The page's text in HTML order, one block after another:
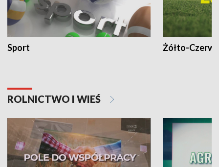
Sport Żółto-
ROLNICTWO I WIEŚ